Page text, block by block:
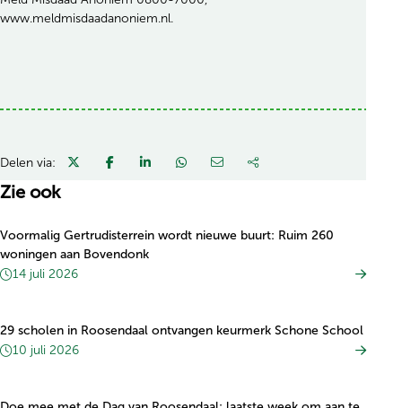
www.meldmisdaadanoniem.nl.
Delen via:
Zie ook
Voormalig Gertrudisterrein wordt nieuwe buurt: Ruim 260
woningen aan Bovendonk
14 juli 2026
29 scholen in Roosendaal ontvangen keurmerk Schone School
10 juli 2026